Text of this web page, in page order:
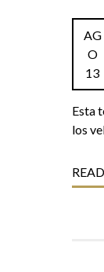
AG
O
13
Esta
los